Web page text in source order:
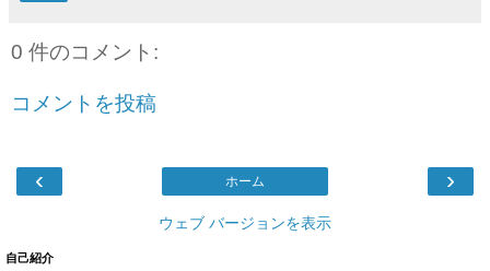
0 件のコメント:
コメントを投稿
‹ ›
ホーム
ウェブ バージョンを表示
自己紹介